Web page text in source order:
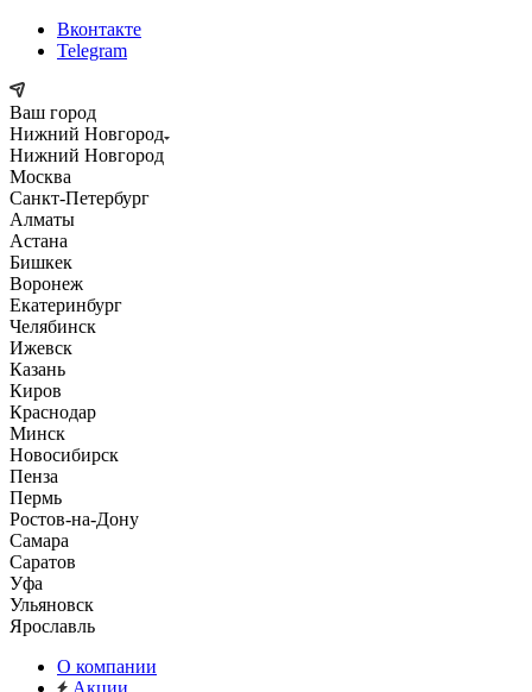
Вконтакте
Telegram
Ваш город
Нижний Новгород
Нижний Новгород
Москва
Санкт-Петербург
Алматы
Астана
Бишкек
Воронеж
Екатеринбург
Челябинск
Ижевск
Казань
Киров
Краснодар
Минск
Новосибирск
Пенза
Пермь
Ростов-на-Дону
Самара
Саратов
Уфа
Ульяновск
Ярославль
О компании
Акции